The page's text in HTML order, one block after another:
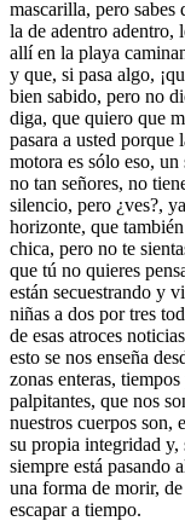
mascarilla, pero sabes
la de adentro adentro,
allí en la playa
y que, si pasa algo,
bien sabido, pero no
diga, que quiero que
pasara a usted porque
motora es sólo eso,
no tan señores, no
silencio, pero ¿ves?,
horizonte, que
chica, pero no te
que tú no quieres
están secuestrando y
niñas a dos por tres
de esas atroces
esto se nos enseña
zonas enteras,
palpitantes, que nos
nuestros cuerpos son,
su propia integridad y,
siempre está pasando
una forma de morir,
escapar a tiempo.